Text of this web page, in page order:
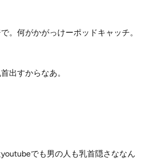
。何がかがっけーポッドキャッチ。
出すからなあ。
でも男の人も乳首隠さななん